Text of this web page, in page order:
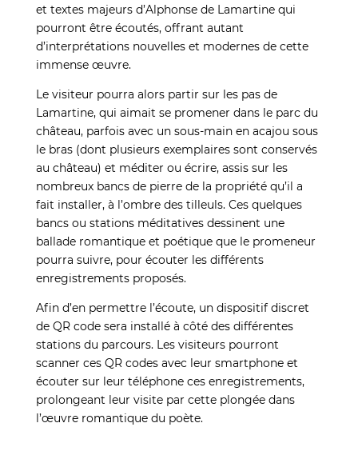
et textes majeurs d’Alphonse de Lamartine qui
pourront être écoutés, offrant autant
d’interprétations nouvelles et modernes de cette
immense œuvre.
Le visiteur pourra alors partir sur les pas de
Lamartine, qui aimait se promener dans le parc du
château, parfois avec un sous-main en acajou sous
le bras (dont plusieurs exemplaires sont conservés
au château) et méditer ou écrire, assis sur les
nombreux bancs de pierre de la propriété qu’il a
fait installer, à l’ombre des tilleuls. Ces quelques
bancs ou stations méditatives dessinent une
ballade romantique et poétique que le promeneur
pourra suivre, pour écouter les différents
enregistrements proposés.
Afin d’en permettre l’écoute, un dispositif discret
de QR code sera installé à côté des différentes
stations du parcours. Les visiteurs pourront
scanner ces QR codes avec leur smartphone et
écouter sur leur téléphone ces enregistrements,
prolongeant leur visite par cette plongée dans
l’œuvre romantique du poète.